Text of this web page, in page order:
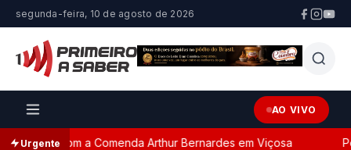
segunda-feira, 10 de agosto de 2026
AO VIVO
Urgentecom a Comenda Arthur Bernardes em Viçosa